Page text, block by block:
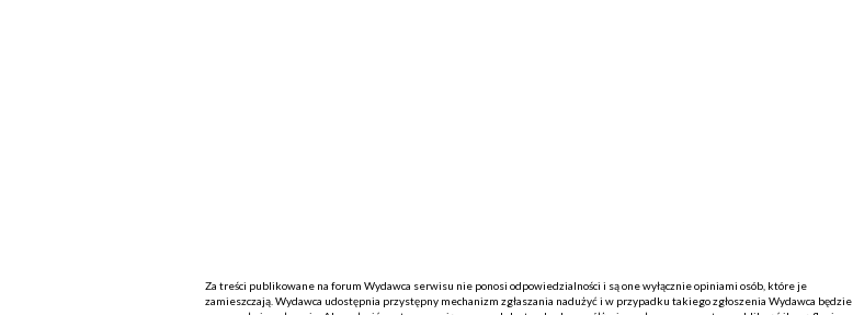
Za treści publikowane na forum Wydawca serwisu nie ponosi odpowiedzialności i są one wyłącznie opiniami osób, które je
zamieszczają. Wydawca udostępnia przystępny mechanizm zgłaszania nadużyć i w przypadku takiego zgłoszenia Wydawca będzie